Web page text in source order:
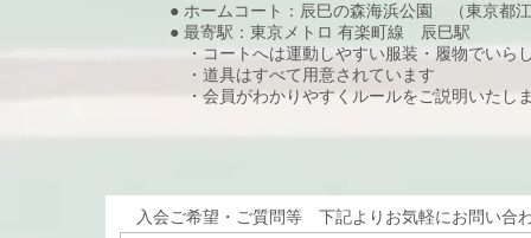
● ホームコート：辰巳の森海浜公園 （東京都
● 最寄駅：東京メトロ 有楽町線 辰巳駅
・コートへは運動しやすい服装・履物でいら
・道具はすべて用意されています
・会員がわかりやすくルールをご説明いたし
入会ご希望・ご質問等 下記よりお気軽にお問い合